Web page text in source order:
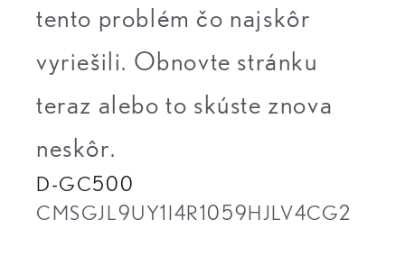
tento problém čo najskôr
vyriešili. Obnovte stránku
teraz alebo to skúste znova
neskôr.
D-GC500
CMSGJL9UY1I4R1059HJLV4CG2